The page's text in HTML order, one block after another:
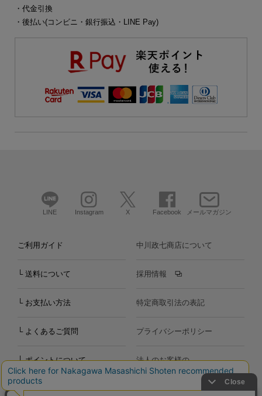
・代金引換
・後払い(コンビニ・銀行振込・LINE Pay)
LINE Instagram X Facebook メールマガジン
ご利用ガイド
└ 送料について
└ お支払い方法
└ よくあるご質問
└ ポイントについて
個人のお客様の
中川政七商店について
採用情報
特定商取引法の表記
プライバシーポリシー
法人のお客様の
お問い合わせ